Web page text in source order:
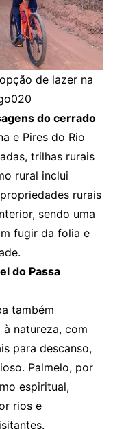
de lazer na
do cerrado
e Pires do Rio
trilhas rurais
rural inclui
rurais
sendo uma
fugir da folia e
do Passa
também
natureza, com
para descanso,
Palmelo, por
espiritual,
rios e